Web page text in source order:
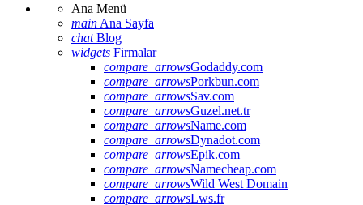
Ana Menü
main Ana Sayfa
chatBlog
widgets Firmalar
compare_arrowsGodaddy.com
compare_arrowsPorkbun.com
compare_arrowsSav.com
compare_arrowsGuzel.net.tr
compare_arrowsName.com
compare_arrowsDynadot.com
compare_arrowsEpik.com
compare_arrowsNamecheap.com
compare_arrowsWild West Domain
compare_arrowsLws.fr